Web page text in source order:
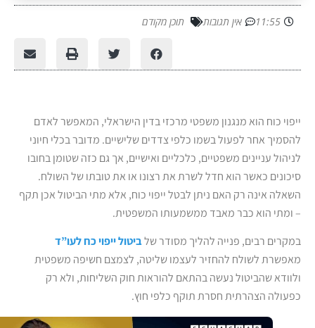
11:55 אין תגובות תוכן מקודם
ייפוי כוח הוא מנגנון משפטי מרכזי בדין הישראלי, המאפשר לאדם
להסמיך אחר לפעול בשמו כלפי צדדים שלישיים. מדובר בכלי חיוני
לניהול עניינים משפטיים, כלכליים ואישיים, אך גם כזה שטומן בחובו
סיכונים כאשר הוא חדל לשרת את רצונו או את טובתו של השולח.
השאלה אינה רק האם ניתן לבטל ייפוי כוח, אלא מתי הביטול אכן תקף
– ומתי הוא כבר מאבד ממשמעותו המשפטית.
במקרים רבים, פנייה להליך מסודר שלביטול ייפוי כח לעו”ד
מאפשרת לשולח להחזיר לעצמו שליטה, לצמצם חשיפה משפטית
ולוודא שהביטול נעשה בהתאם להוראות חוק השליחות, ולא רק
כפעולה הצהרתית חסרת תוקף כלפי חוץ.